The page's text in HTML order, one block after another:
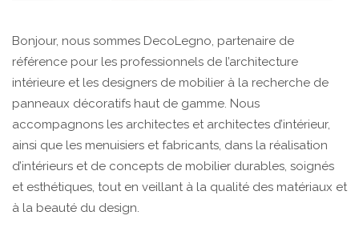
Bonjour, nous sommes DecoLegno, partenaire de
référence pour les professionnels de l’architecture
intérieure et les designers de mobilier à la recherche de
panneaux décoratifs haut de gamme. Nous
accompagnons les architectes et architectes d’intérieur,
ainsi que les menuisiers et fabricants, dans la réalisation
d’intérieurs et de concepts de mobilier durables, soignés
et esthétiques, tout en veillant à la qualité des matériaux et
à la beauté du design.